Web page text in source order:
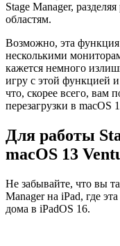
Stage Manager,
областям.
Возможно, эта
несколькими
кажется немного
игру с этой функцией
что, скорее всего, вам
перезагрузки в macOS
Для работы
macOS 13
Не забывайте, что вы
Manager на iPad, где
дома в iPadOS 16.